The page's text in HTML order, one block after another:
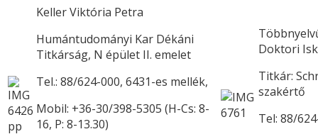
Keller Viktória Petra
Humántudományi Kar Dékáni
Titkárság, N épület II. emelet
Tel.: 88/624-000, 6431-es mellék,
Mobil: +36-30/398-5305 (H-Cs: 8-
16, P: 8-13.30)
Doktori
Titkár:
szakértő
Tel: 88/